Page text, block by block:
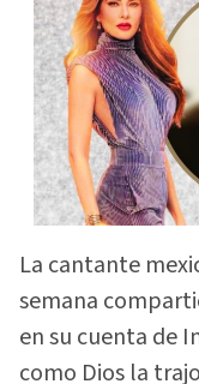
La cantante
semana
en su cuenta de
como Dios la